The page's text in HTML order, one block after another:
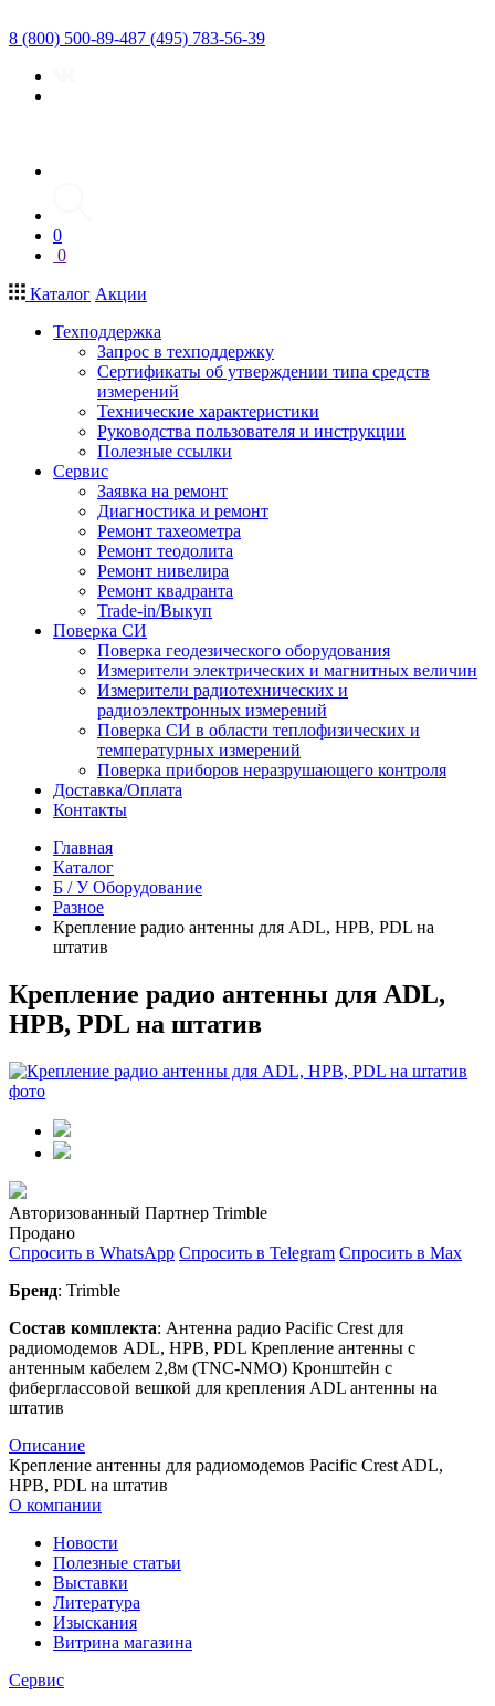
8 (800) 500-89-487 (495) 783-56-39
0
0
Каталог Акции
Техподдержка
Запрос в техподдержку
Сертификаты об утверждении типа средств
измерений
Технические характеристики
Руководства пользователя и инструкции
Полезные ссылки
Сервис
Заявка на ремонт
Диагностика и ремонт
Ремонт тахеометра
Ремонт теодолита
Ремонт нивелира
Ремонт квадранта
Trade-in/Выкуп
Поверка СИ
Поверка геодезического оборудования
Измерители электрических и магнитных величин
Измерители радиотехнических и
радиоэлектронных измерений
Поверка СИ в области теплофизических и
температурных измерений
Поверка приборов неразрушающего контроля
Доставка/Оплата
Контакты
Главная
Каталог
Б / У Оборудование
Разное
Крепление радио антенны для ADL, HPB, PDL на
штатив
Крепление радио антенны для ADL,
HPB, PDL на штатив
Авторизованный Партнер Trimble
Продано
Спросить в WhatsApp Спросить в Telegram Спросить в Max
Бренд: Trimble
Состав комплекта: Антенна радио Pacific Crest для
радиомодемов ADL, HPB, PDL Крепление антенны с
антенным кабелем 2,8м (TNC-NMO) Кронштейн с
фиберглассовой вешкой для крепления ADL антенны на
штатив
Описание
Крепление антенны для радиомодемов Pacific Crest ADL,
HPB, PDL на штатив
О компании
Новости
Полезные статьи
Выставки
Литература
Изыскания
Витрина магазина
Сервис